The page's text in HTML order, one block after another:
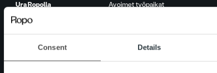
Consent Details
Ura Ropolla Avoimet työpaikat